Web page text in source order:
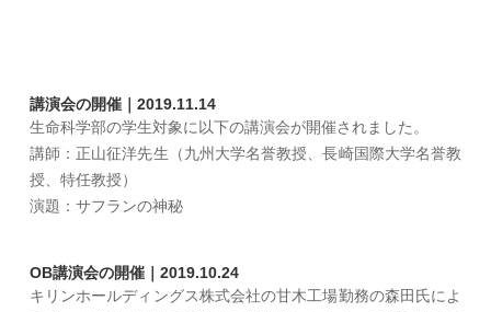
講演会の開催｜2019.11.14
生命科学部の学生対象に以下の講演会が開催されました。
講師：正山征洋先生（九州大学名誉教授、長崎国際大学名誉教
授、特任教授）
演題：サフランの神秘
OB講演会の開催｜2019.10.24
キリンホールディングス株式会社の甘木工場勤務の森田氏によ